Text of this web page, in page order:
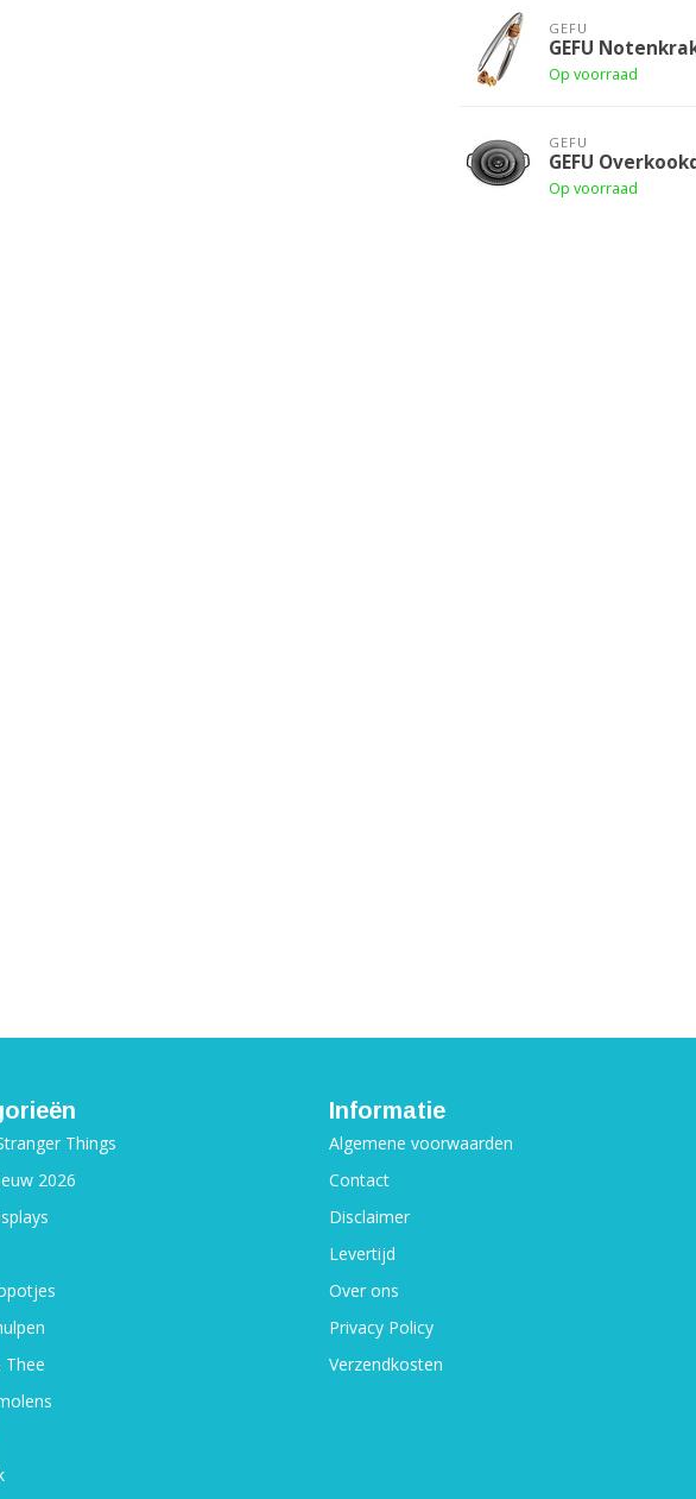
GEFU
GEFU
Op voorraad
GEFU
GEFU
Op voorraad
Things
2026
Informatie
Algemene voorwaarden
Contact
Disclaimer
Levertijd
Over ons
Privacy Policy
Verzendkosten